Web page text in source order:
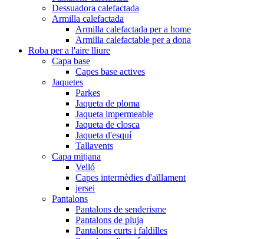
Dessuadora calefactada
Armilla calefactada
Armilla calefactada per a home
Armilla calefactable per a dona
Roba per a l'aire lliure
Capa base
Capes base actives
Jaquetes
Parkes
Jaqueta de ploma
Jaqueta impermeable
Jaqueta de closca
Jaqueta d'esquí
Tallavents
Capa mitjana
Velló
Capes intermèdies d'aïllament
jersei
Pantalons
Pantalons de senderisme
Pantalons de pluja
Pantalons curts i faldilles